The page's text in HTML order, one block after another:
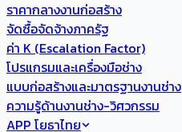
ราคากลางงานก่อสร้าง
จัดซื้อจัดจ้างภาครัฐ
ค่า K (Escalation Factor)
โปรแกรมและเครื่องมือช่าง
แบบก่อสร้างและมาตรฐานงานช่าง
ความรู้ด้านงานช่าง-วิศวกรรม
APP โยธาไทย